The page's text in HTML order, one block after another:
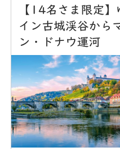
【14名さま限定
イン古城渓谷から
ン・ドナウ運河